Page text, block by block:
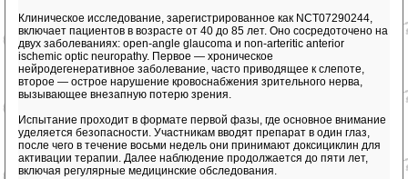
Клиническое исследование, зарегистрированное как NCT07290244,
включает пациентов в возрасте от 40 до 85 лет. Оно сосредоточено на
двух заболеваниях: open-angle glaucoma и non-arteritic anterior
ischemic optic neuropathy. Первое — хроническое
нейродегенеративное заболевание, часто приводящее к слепоте,
второе — острое нарушение кровоснабжения зрительного нерва,
вызывающее внезапную потерю зрения.
Испытание проходит в формате первой фазы, где основное внимание
уделяется безопасности. Участникам вводят препарат в один глаз,
после чего в течение восьми недель они принимают доксициклин для
активации терапии. Далее наблюдение продолжается до пяти лет,
включая регулярные медицинские обследования.